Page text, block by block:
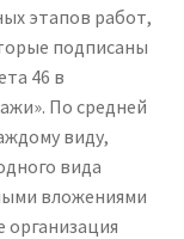
этапов работ,
подписаны
46 в
По средней
виду,
вида
вложениями